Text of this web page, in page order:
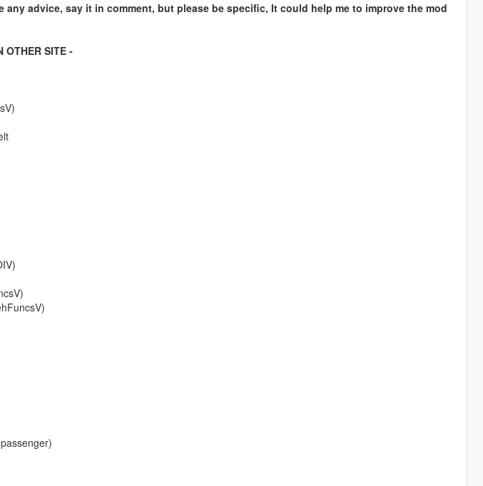
advice, say it in comment, but please be specific, It could help me to improve the mod
OTHER SITE -